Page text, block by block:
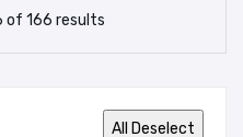
of 166 results